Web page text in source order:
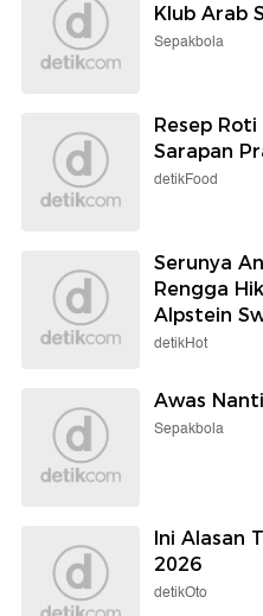
Klub Arab
Sepakbola
Resep
Sarapan
detikFood
Serunya
Rengga
Alpstein
detikHot
Awas
Sepakbola
Ini Alasan
2026
detikOto